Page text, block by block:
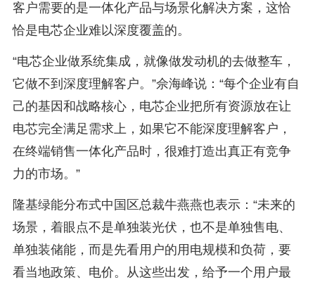
客户需要的是一体化产品与场景化解决方案，这恰
恰是电芯企业难以深度覆盖的。
“电芯企业做系统集成，就像做发动机的去做整车，
它做不到深度理解客户。”佘海峰说：“每个企业有自
己的基因和战略核心，电芯企业把所有资源放在让
电芯完全满足需求上，如果它不能深度理解客户，
在终端销售一体化产品时，很难打造出真正有竞争
力的市场。”
隆基绿能分布式中国区总裁牛燕燕也表示：“未来的
场景，着眼点不是单独装光伏，也不是单独售电、
单独装储能，而是先看用户的用电规模和负荷，要
看当地政策、电价。从这些出发，给予一个用户最